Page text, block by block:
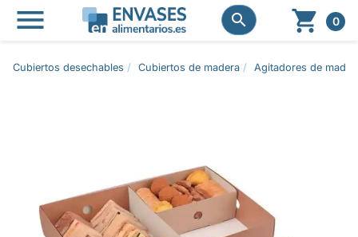
 
  0
Cubiertos desechables Cubiertos de madera Agitadores de